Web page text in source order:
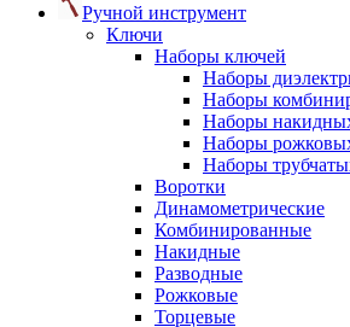
Ручной инструмент
Ключи
Наборы ключей
Наборы
Наборы
Наборы
Наборы
Наборы
Воротки
Динамометрические
Комбинированные
Накидные
Разводные
Рожковые
Торцевые